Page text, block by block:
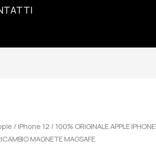
/ iPhone 12 / 100% ORIGINALE APPLE IPHONE
MAGNETE MAGSAFE